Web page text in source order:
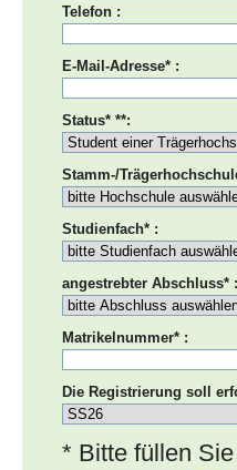
Telefon :
E-Mail-Adresse* :
Status* **:
Stamm-/
Studienfach* :
angestrebter Abschluss* :
Matrikelnummer* :
Die Registrierung soll
* Bitte füllen